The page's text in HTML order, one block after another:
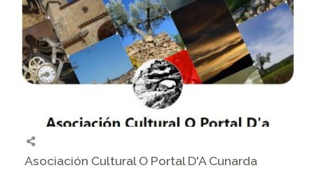
Asociación Cultural O Portal D'A Cunarda